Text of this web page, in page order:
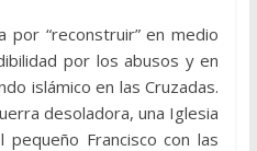
por “reconstruir” en medio
por los abusos y en
islámico en las Cruzadas.
desoladora, una Iglesia
Francisco con las